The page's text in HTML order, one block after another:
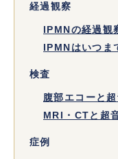
経過観察
IPMNの経過観
IPMNはいつま
検査
腹部エコーと
MRI・CTと超
症例